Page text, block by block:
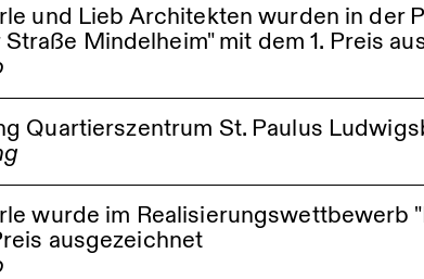
Ludwigsburg
und Lieb Architekten wurden in der
Mindelheim" mit dem 1. Preis
Quartierszentrum St. Paulus
Paulus Ludwigsburg
wurde im Realisierungswettbewerb
ausgezeichnet